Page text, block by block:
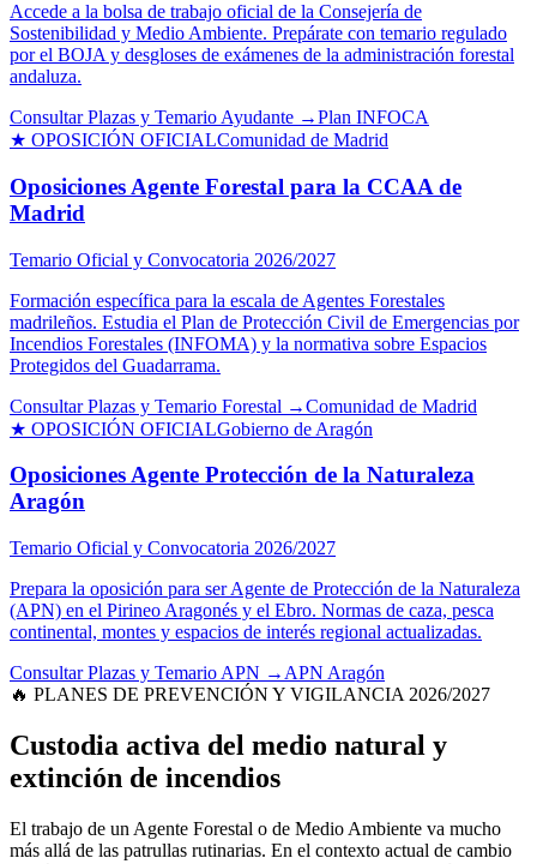
Accede a la bolsa de trabajo oficial de la Consejería de
Sostenibilidad y Medio Ambiente. Prepárate con temario regulado
por el BOJA y desgloses de exámenes de la administración forestal
andaluza.
Consultar Plazas y Temario Ayudante →Plan INFOCA
★ OPOSICIÓN OFICIALComunidad de Madrid
Oposiciones Agente Forestal para la CCAA de
Madrid
Temario Oficial y Convocatoria 2026/2027
Formación específica para la escala de Agentes Forestales
madrileños. Estudia el Plan de Protección Civil de Emergencias por
Incendios Forestales (INFOMA) y la normativa sobre Espacios
Protegidos del Guadarrama.
Consultar Plazas y Temario Forestal →Comunidad de Madrid
★ OPOSICIÓN OFICIALGobierno de Aragón
Oposiciones Agente Protección de la Naturaleza
Aragón
Temario Oficial y Convocatoria 2026/2027
Prepara la oposición para ser Agente de Protección de la Naturaleza
(APN) en el Pirineo Aragonés y el Ebro. Normas de caza, pesca
continental, montes y espacios de interés regional actualizadas.
Consultar Plazas y Temario APN → APN Aragón
🔥 PLANES DE PREVENCIÓN Y VIGILANCIA 2026/2027
Custodia activa del medio natural y
extinción de incendios
El trabajo de un Agente Forestal o de Medio Ambiente va mucho
más allá de las patrullas rutinarias. En el contexto actual de cambio